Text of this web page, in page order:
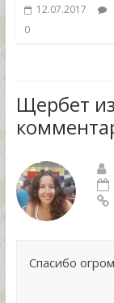
12.07.2017
0
Щербет
Cпасибо